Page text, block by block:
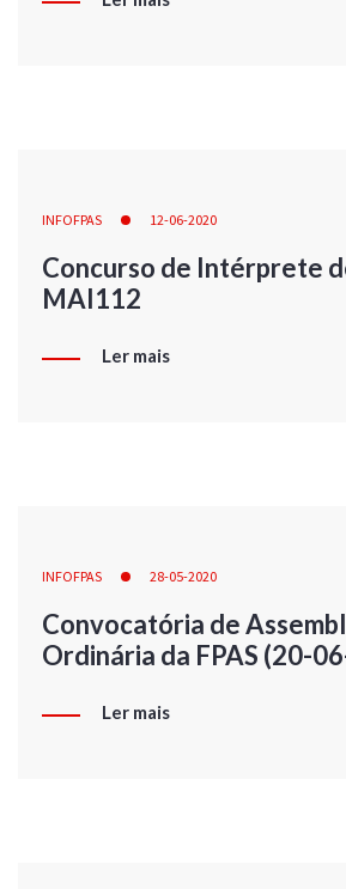
INFOFPAS 12-06-2020
Concurso de Intérprete
MAI112
Ler mais
INFOFPAS 28-05-2020
Convocatória de
Ordinária da FPAS (20-
Ler mais